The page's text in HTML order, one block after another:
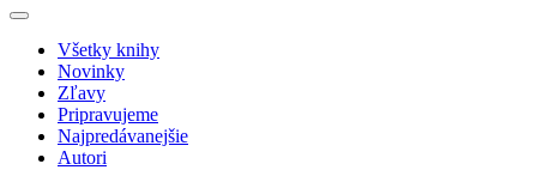
Všetky knihy
Novinky
Zľavy
Pripravujeme
Najpredávanejšie
Autori